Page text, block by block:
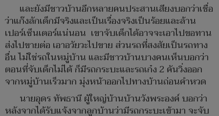
และยังมีชาวบ้านอีกหลายคนประสานเสียงบอกว่าเชื่อ
ว่าแก๊งลักเด็กมีจริงและเป็นเรื่องจริงเป็นร้อยและล้าน
เปอร์เซ็นเตอร์แน่นอน เขาจับเด็กได้อาจจะเอาไปขอทาน
ส่งไปขายต่อ เอาอวัยวะไปขาย ส่วนรถที่สงสัยเป็นรถทาง
อื่น ไม่ใช่รถในหมู่บ้าน และมีชาวบ้านบางคนเห็นบอกว่า
ตอนที่จับเด็กไม่ได้ ก็มีรถกระบะและรถเก๋ง 2 คันวิ่งออก
จากหมู่บ้านเร็วมาก มุ่งหน้าออกไปทางบ้านถ่อนคำหวด
นายอุดร ทัพธานี ผู้ใหญ่บ้านบ้านวังพระองค์ บอกว่า
หลังจากได้รับแจ้งจากลูกบ้านว่ามีรถกระบะเข้ามา จะจับ